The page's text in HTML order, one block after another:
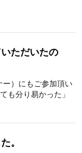
ただいたの
ー）にもご参加頂い
も分り易かった」
。